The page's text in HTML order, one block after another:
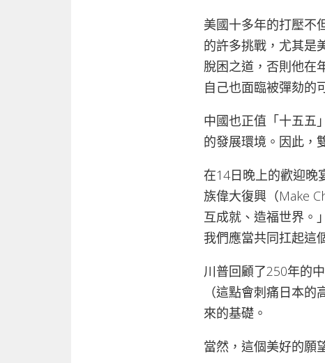
美國十多年的打壓不
的許多挑戰，尤其是
脫困之道，否則他在
自己也面臨被彈劾的
中國也正值「十五五
的發展環境。因此，
在14日晚上的歡迎晚
族偉大復興（Make
互成就、造福世界。
我們應當共同扛起這
川普回顧了250年的
（這點會刺痛日本
來的基礎。
當然，這個美好的願